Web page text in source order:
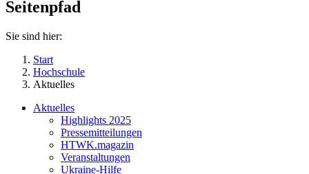
Seitenpfad
Sie sind hier:
Start
Hochschule
Aktuelles
Aktuelles
Highlights 2025
Pressemitteilungen
HTWK.magazin
Veranstaltungen
Ukraine-Hilfe